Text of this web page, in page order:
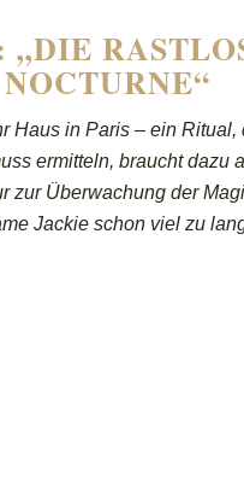
Haus in Paris – ein
ermitteln, braucht dazu
zur Überwachung der
Jackie schon viel zu